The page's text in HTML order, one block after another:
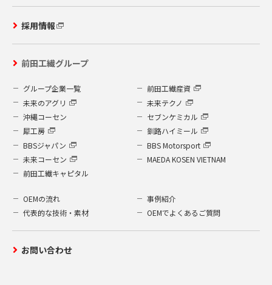
採用情報
前田工繊グループ
グループ企業一覧
前田工繊産資
未来のアグリ
未来テクノ
沖縄コーセン
セブンケミカル
犀工房
釧路ハイミール
BBSジャパン
BBS Motorsport
未来コーセン
MAEDA KOSEN VIETNAM
前田工繊キャピタル
OEMの流れ
事例紹介
代表的な技術・素材
OEMでよくあるご質問
お問い合わせ